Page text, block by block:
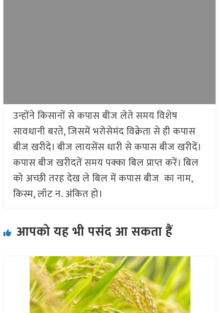
उन्होंने किसानों से कपास बीज लेते समय विशेष
सावधानी बरते, जिसमें भरोसेमंद विक्रेता से ही कपास
बीज खरीदे। बीज लायसेंस धारी से कपास बीज खरीदें।
कपास बीज खरीदतें समय पक्का बिल प्राप्त करें। बिल
को अच्छी तरह देख ले बिल में कपास बीज का नाम,
किस्म, लॉट न. अंकित हो।
आपको यह भी पसंद आ सकता हैं